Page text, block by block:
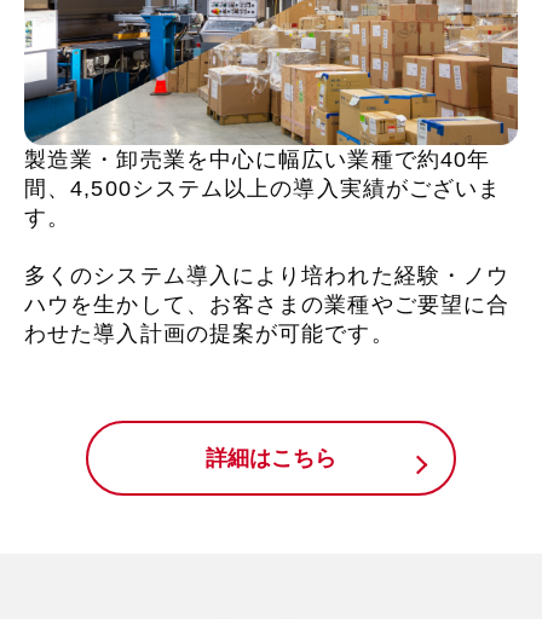
製造業・卸売業を中心に幅広い業種で約40年
間、4,500システム以上の導入実績がございま
す。
多くのシステム導入により培われた経験・ノウ
ハウを生かして、お客さまの業種やご要望に合
わせた導入計画の提案が可能です。
詳細はこちら